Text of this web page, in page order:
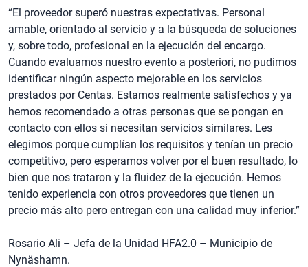
“El proveedor superó nuestras expectativas. Personal
amable, orientado al servicio y a la búsqueda de soluciones
y, sobre todo, profesional en la ejecución del encargo.
Cuando evaluamos nuestro evento a posteriori, no pudimos
identificar ningún aspecto mejorable en los servicios
prestados por Centas. Estamos realmente satisfechos y ya
hemos recomendado a otras personas que se pongan en
contacto con ellos si necesitan servicios similares. Les
elegimos porque cumplían los requisitos y tenían un precio
competitivo, pero esperamos volver por el buen resultado, lo
bien que nos trataron y la fluidez de la ejecución. Hemos
tenido experiencia con otros proveedores que tienen un
precio más alto pero entregan con una calidad muy inferior.”
Rosario Ali – Jefa de la Unidad HFA2.0 – Municipio de
Nynäshamn.